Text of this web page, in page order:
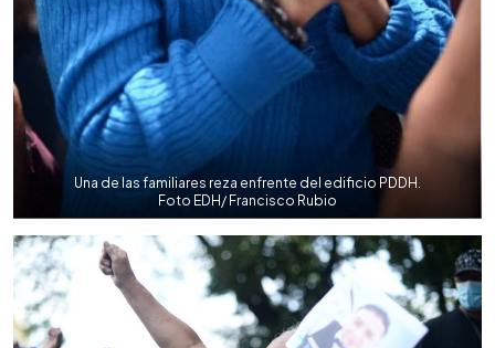
Una de las familiares reza enfrente del edificio PDDH.
Foto EDH/ Francisco Rubio